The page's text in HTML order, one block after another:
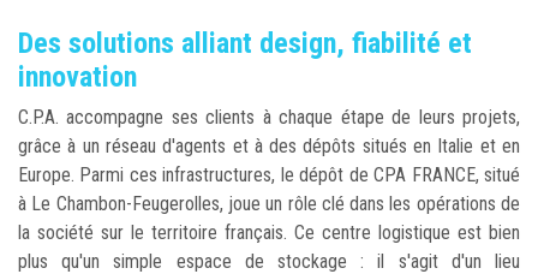
Des solutions alliant design, fiabilité et
innovation
C.P.A. accompagne ses clients à chaque étape de leurs projets,
grâce à un réseau d'agents et à des dépôts situés en Italie et en
Europe. Parmi ces infrastructures, le dépôt de CPA FRANCE, situé
à Le Chambon-Feugerolles, joue un rôle clé dans les opérations de
la société sur le territoire français. Ce centre logistique est bien
plus qu'un simple espace de stockage : il s'agit d'un lieu